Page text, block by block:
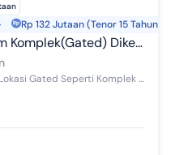
Rp 132 Jutaan (Tenor 15 Tahun)
Baru. Luas 340M.(Fisik 360M) Rp.21 M
Dijual Rumah Lux Di Kebayoran Baru Lokasi Gated Seperti Komplek Jalan Lebar Dan Sangat Tenang Luas Tanah 340m2 (luas real tanah 360m2) Luas Ban...